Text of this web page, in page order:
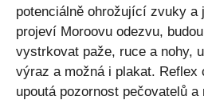
potenciálně ohrožující zvuky a
projeví Moroovu odezvu,
vystrkovat paže, ruce a nohy,
výraz a možná i plakat.
upoutá pozornost pečovatelů